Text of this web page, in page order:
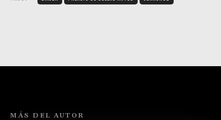
MÁS DEL AUTOR